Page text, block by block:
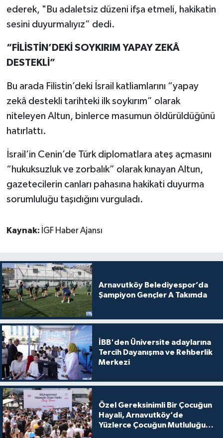
ederek, "Bu adaletsiz düzeni ifşa etmeli, hakikatin
sesini duyurmalıyız” dedi.
“FİLİSTİN’DEKİ SOYKIRIM YAPAY ZEKÂ
DESTEKLİ”
Bu arada Filistin’deki İsrail katliamlarını “yapay
zekâ destekli tarihteki ilk soykırım” olarak
niteleyen Altun, binlerce masumun öldürüldüğünü
hatırlattı.
İsrail’in Cenin’de Türk diplomatlara ateş açmasını
“hukuksuzluk ve zorbalık” olarak kınayan Altun,
gazetecilerin canları pahasına hakikati duyurma
sorumluluğu taşıdığını vurguladı.
Kaynak: İGF Haber Ajansı
Arnavutköy Belediyespor’da
Şampiyon Gençler A Takımda
İBB'den Üniversite adaylarına
Tercih Dayanışma ve Rehberlik
Merkezi
Özel Gereksinimli Bir Çocuğun
Hayali, Arnavutköy’de
Yüzlerce Çocuğun Mutluluğu